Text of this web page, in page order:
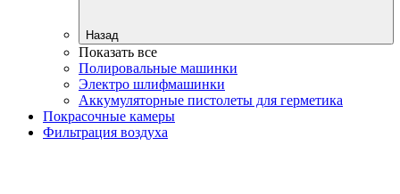
Назад
Показать все
Полировальные машинки
Электро шлифмашинки
Аккумуляторные пистолеты для герметика
Покрасочные камеры
Фильтрация воздуха